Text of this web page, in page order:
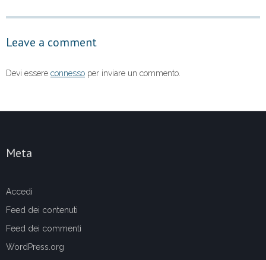
k
Leave a comment
Devi essere connesso per inviare un commento.
Meta
Accedi
Feed dei contenuti
Feed dei commenti
WordPress.org